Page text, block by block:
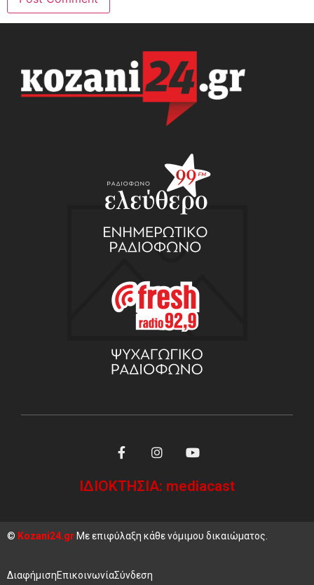
ΙΔΙΟΚΤΗΣΙΑ: mediacast
© Kozani24.gr Με επιφύλαξη κάθε νόμιμου δικαιώματος.
ΔιαφήμισηΕπικοινωνίαΣύνδεση